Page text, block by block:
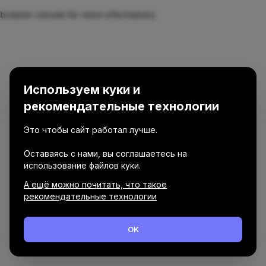
browser console for more information)
Используем куки и
рекомендательные технологии
Это чтобы сайт работал лучше.
Оставаясь с нами, вы соглашаетесь на
использование файлов куки.
А ещё можно почитать, что такое
рекомендательные технологии
OK